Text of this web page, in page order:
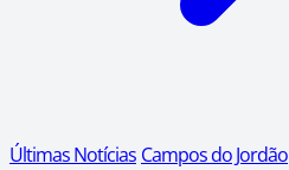
Últimas Notícias Campos do Jordão